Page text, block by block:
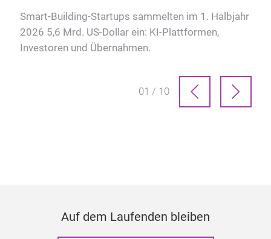
Smart-Building-Startups sammelten im 1. Halbjahr
2026 5,6 Mrd. US-Dollar ein: KI-Plattformen,
Investoren und Übernahmen.
01 / 10
Auf dem Laufenden bleiben